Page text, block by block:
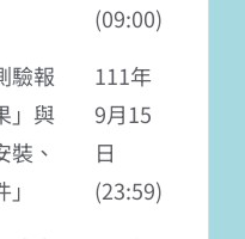
(09:00)
驗報
」與
裝、
111年
9月15
日
(23:59)